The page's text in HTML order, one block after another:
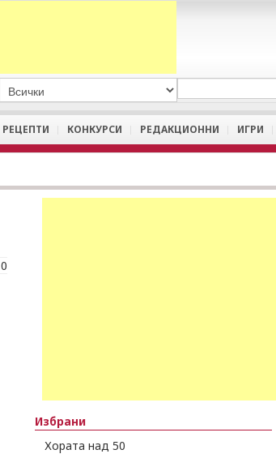
РЕЦЕПТИ КОНКУРСИ РЕДАКЦИОННИ ИГРИ
0
Избрани
Хората над 50